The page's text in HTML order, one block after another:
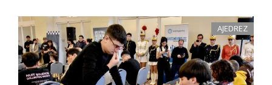
AJEDREZ